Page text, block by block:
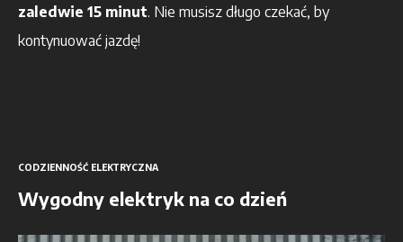
zaledwie 15 minut. Nie musisz długo czekać, by
kontynuować jazdę!
CODZIENNOŚĆ ELEKTRYCZNA
Wygodny elektryk na co dzień